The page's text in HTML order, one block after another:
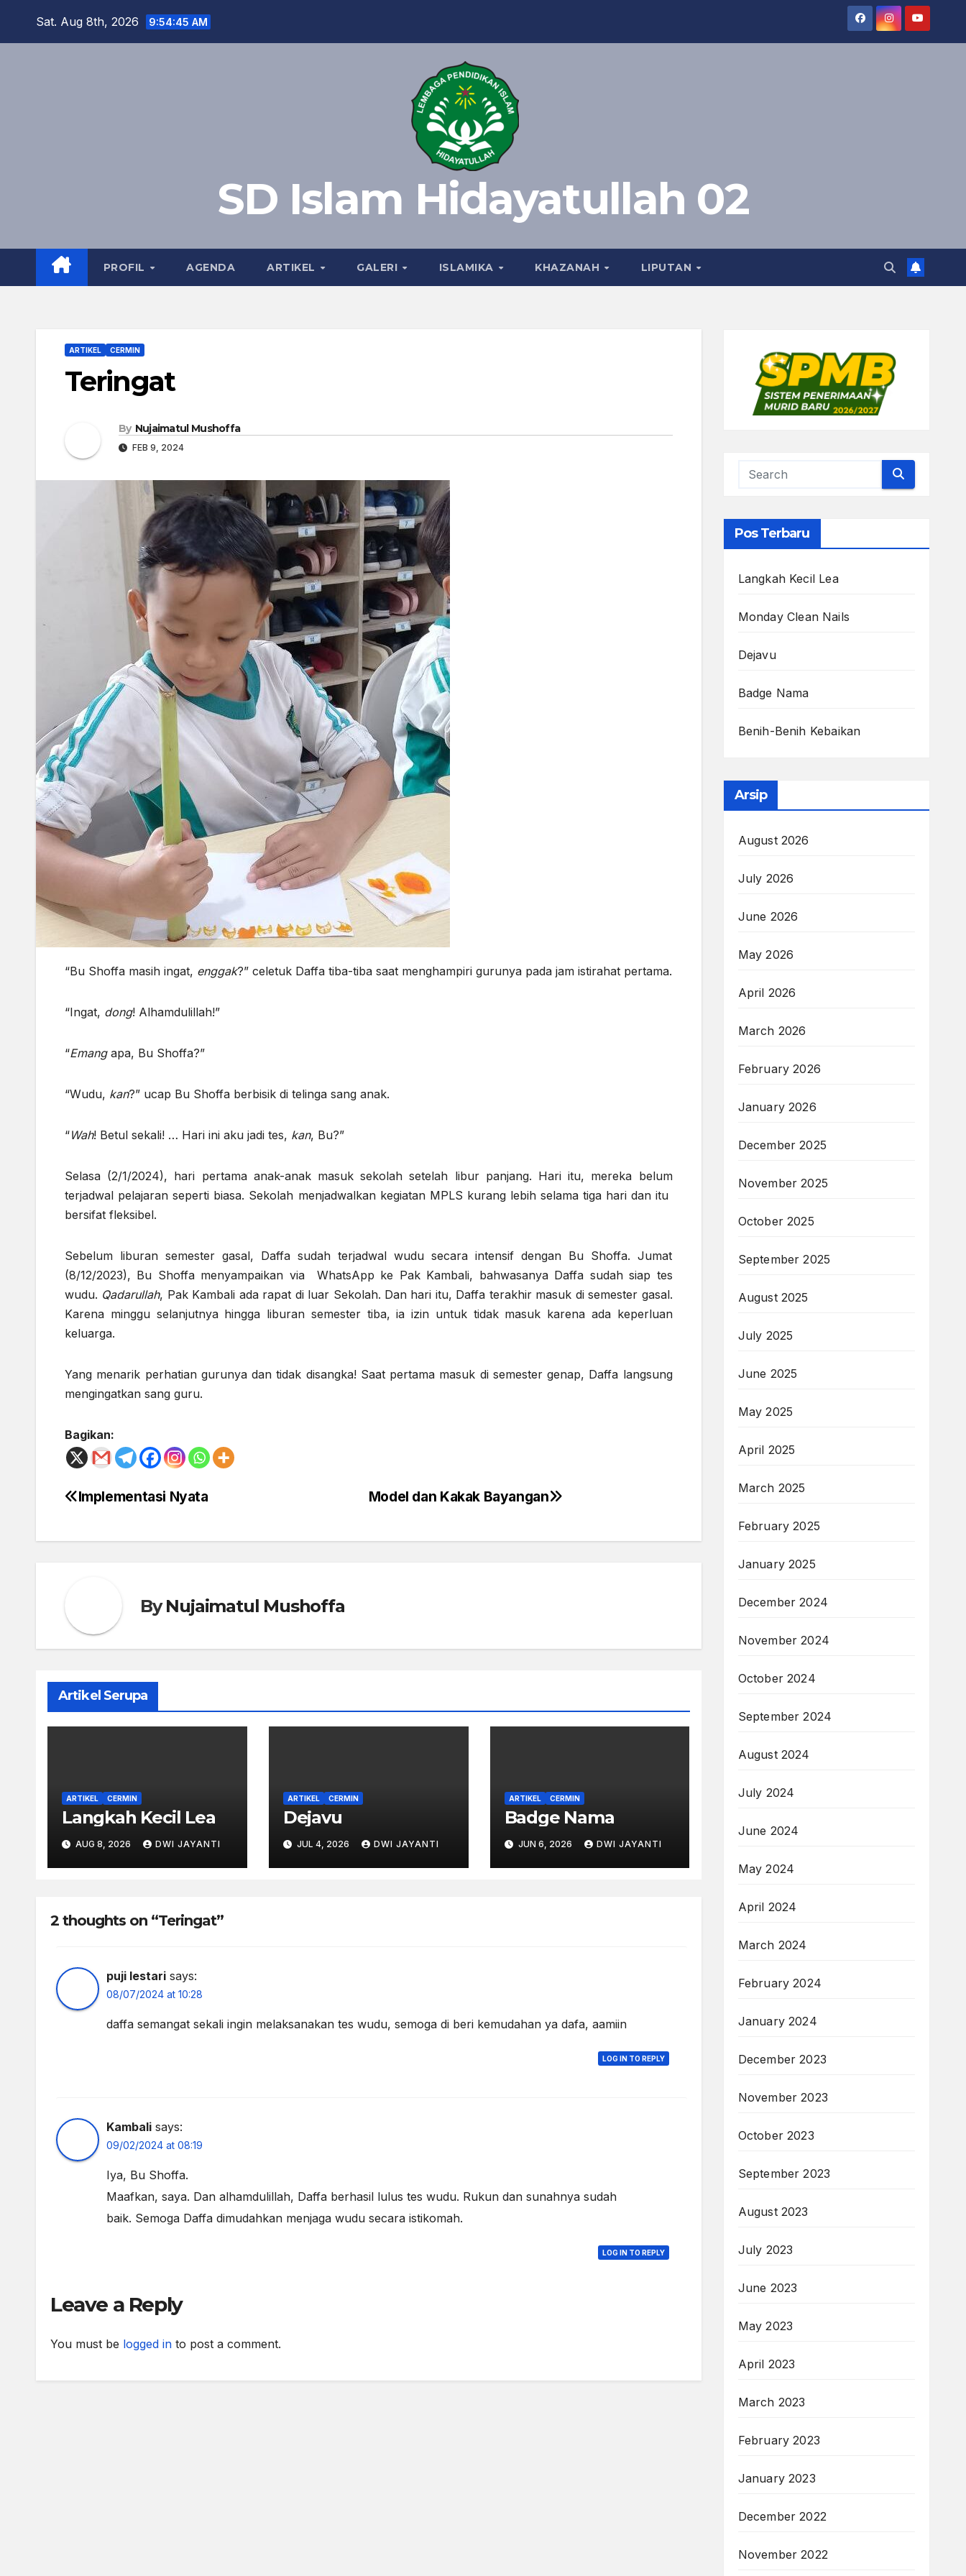
Sat. Aug 8th, 2026 9:54:46 AM
SD Islam Hidayatullah 02
PROFIL AGENDA ARTIKEL GALERI ISLAMIKA KHAZANAH LIPUTAN
ARTIKEL CERMIN
Teringat
By Nujaimatul Mushoffa
FEB 9, 2024
“Bu Shoffa masih ingat, enggak?” celetuk Daffa tiba-tiba saat menghampiri gurunya pada jam istirahat pertama.
“Ingat, dong! Alhamdulillah!”
“Emangapa, Bu Shoffa?”
“Wudu, kan?” ucap Bu Shoffa berbisik di telinga sang anak.
“Wah! Betul sekali! … Hari ini aku jadi tes, kan, Bu?”
Selasa (2/1/2024), hari pertama anak-anak masuk sekolah setelah libur panjang. Hari itu, mereka belum
terjadwal pelajaran seperti biasa. Sekolah menjadwalkan kegiatan MPLS kurang lebih selama tiga hari dan itu
bersifat fleksibel.
Sebelum liburan semester gasal, Daffa sudah terjadwal wudu secara intensif dengan Bu Shoffa. Jumat
(8/12/2023), Bu Shoffa menyampaikan via WhatsApp ke Pak Kambali, bahwasanya Daffa sudah siap tes
wudu. Qadarullah, Pak Kambali ada rapat di luar Sekolah. Dan hari itu, Daffa terakhir masuk di semester gasal.
Karena minggu selanjutnya hingga liburan semester tiba, ia izin untuk tidak masuk karena ada keperluan
keluarga.
Yang menarik perhatian gurunya dan tidak disangka! Saat pertama masuk di semester genap, Daffa langsung
mengingatkan sang guru.
Bagikan:
Post
Model dan Kakak Bayangan
Implementasi Nyata
ByNujaimatul Mushoffa
Artikel Serupa
ARTIKEL CERMIN
Langkah Kecil Lea
AUG 8, 2026 DWI JAYANTI
ARTIKEL CERMIN
Dejavu
JUL 4, 2026 DWI JAYANTI
ARTIKEL CERMIN
Badge Nama
JUN 6, 2026 DWI JAYANTI
2 thoughts on “Teringat”
puji lestari says:
08/07/2024 at 10:28
daffa semangat sekali ingin melaksanakan tes wudu, semoga di beri kemudahan ya dafa, aamiin
LOG IN TO REPLY
Kambali says:
09/02/2024 at 08:19
Iya, Bu Shoffa.
Maafkan, saya. Dan alhamdulillah, Daffa berhasil lulus tes wudu. Rukun dan sunahnya sudah
baik. Semoga Daffa dimudahkan menjaga wudu secara istikomah.
LOG IN TO REPLY
Leave a Reply
You must be logged in to post a comment.
Pos Terbaru
Langkah Kecil Lea
Monday Clean Nails
Dejavu
Badge Nama
Benih-Benih Kebaikan
Arsip
August 2026
July 2026
June 2026
May 2026
April 2026
March 2026
February 2026
January 2026
December 2025
November 2025
October 2025
September 2025
August 2025
July 2025
June 2025
May 2025
April 2025
March 2025
February 2025
January 2025
December 2024
November 2024
October 2024
September 2024
August 2024
July 2024
June 2024
May 2024
April 2024
March 2024
February 2024
January 2024
December 2023
November 2023
October 2023
September 2023
August 2023
July 2023
June 2023
May 2023
April 2023
March 2023
February 2023
January 2023
December 2022
November 2022